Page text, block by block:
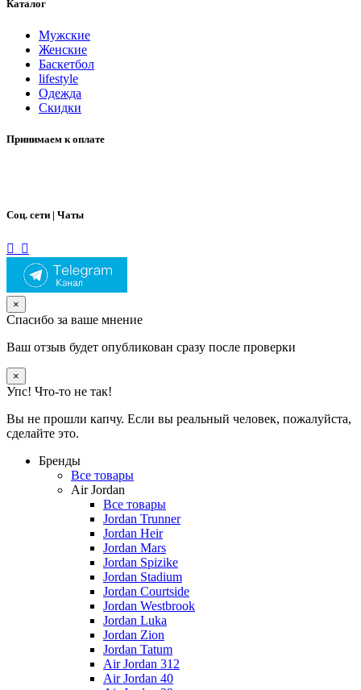
Каталог
Мужские
Женские
Баскетбол
lifestyle
Одежда
Скидки
Принимаем к оплате
Соц. сети | Чаты
×
Спасибо за ваше мнение
Ваш отзыв будет опубликован сразу после проверки
×
Упс! Что-то не так!
Вы не прошли капчу. Если вы реальный человек, пожалуйста,
сделайте это.
Бренды
Все товары
Air Jordan
Все товары
Jordan Trunner
Jordan Heir
Jordan Mars
Jordan Spizike
Jordan Stadium
Jordan Courtside
Jordan Westbrook
Jordan Luka
Jordan Zion
Jordan Tatum
Air Jordan 312
Air Jordan 40